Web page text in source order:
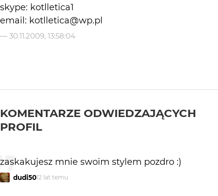
skype: kotlletica1
email: kotlletica@wp.pl
— 30.11.2009, 13:58:04
KOMENTARZE ODWIEDZAJĄCYCH
PROFIL
zaskakujesz mnie swoim stylem pozdro :)
dudi5012 lat temu